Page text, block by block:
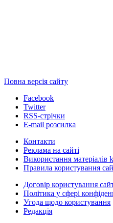
Повна версія сайту
Facebook
Twitter
RSS-стрічки
E-mail розсилка
Контакти
Реклама на сайті
Використання матеріалів
Правила користування
Договір користування
Політика у сфері
Угода щодо користування
Редакція